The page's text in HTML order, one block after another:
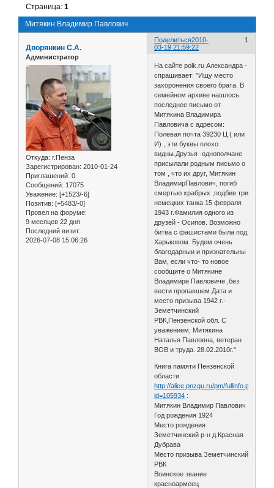
Митякин Владимир Павлович
Страница:1
Поделиться 1
2010-
03-19 21:59:22
Дворянкин С.А.
Администратор
Откуда: г.Пенза
Зарегистрирован: 2010-01-24
Приглашений: 0
Сообщений: 17075
Уважение: [+1523/-6]
Позитив: [+5483/-0]
Провел на форуме:
9 месяцев 22 дня
Последний визит:
2026-07-08 15:06:26
На сайте polk.ru Александра -
спрашивает: "Ищу место
захоронения своего брата. В
семейном архиве нашлось
последнее письмо от
Митякина Владимира
Павловича с адресом:
Полевая почта 39230 Ц ( или
И) , эти буквы плохо
видны.Друзья -однополчане
присылали родным письмо о
том , что их друг, Митякин
ВладимирПавлович, погиб
смертью храбрых ,подбив три
немецких танка 15 февраля
1943 г.Фамилия одного из
друзей - Осипов. Возможно
битва с фашистами была под
Харьковом. Будем очень
благодарныи и признательны
Вам, если что- то новое
сообщите о Митякине
Владимире Павловиче ,без
вести пропавшем.Дата и
место призыва 1942 г.-
Земетчинский
РВК,Пензенской обл. С
уважением, Митякина
Наталья Павловна, ветеран
ВОВ и труда. 28.02.2010г."
Книга памяти Пензенской
области
http://alice.pnzgu.ru/pm/fullinfo.php?
id=105934 :
Митякин Владимир Павлович
Год рождения 1924
Место рождения
Земетчинский р-н д.Красная
Дубрава
Место призыва Земетчинский
РВК
Воинское звание
красноармеец